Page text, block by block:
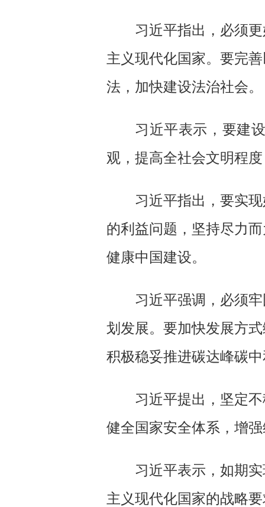
习近平指出，必须
主义现代化国家。要完
法，加快建设法治社会。
习近平表示，要建
观，提高全社会文明程
习近平指出，要实
的利益问题，坚持尽力
健康中国建设。
习近平强调，必须
划发展。要加快发展方
积极稳妥推进碳达峰碳
习近平提出，坚定
健全国家安全体系，增
习近平表示，如期
主义现代化国家的战略